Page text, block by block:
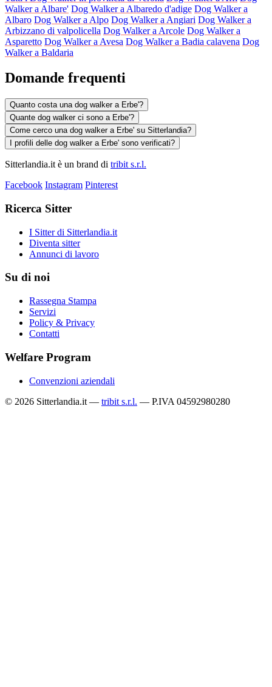
Walker a Albare' Dog Walker a Albaredo d'adige Dog Walker a
Albaro Dog Walker a Alpo Dog Walker a Angiari Dog Walker a
Arbizzano di valpolicella Dog Walker a Arcole Dog Walker a
Asparetto Dog Walker a Avesa Dog Walker a Badia calavena Dog
Walker a Baldaria
Domande frequenti
Quanto costa una dog walker a Erbe'?
Quante dog walker ci sono a Erbe'?
Come cerco una dog walker a Erbe' su Sitterlandia?
I profili delle dog walker a Erbe' sono verificati?
Sitterlandia.it è un brand di tribit s.r.l.
Facebook Instagram Pinterest
Ricerca Sitter
I Sitter di Sitterlandia.it
Diventa sitter
Annunci di lavoro
Su di noi
Rassegna Stampa
Servizi
Policy & Privacy
Contatti
Welfare Program
Convenzioni aziendali
© 2026 Sitterlandia.it — tribit s.r.l. — P.IVA 04592980280